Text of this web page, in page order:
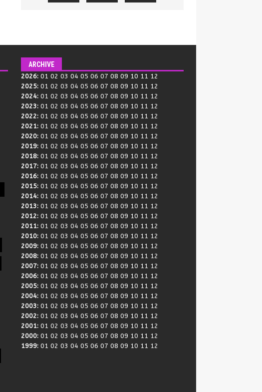
ARCHIVE
2026: 01 02 03 04 05 06 07 08 09 10 11 12
2025: 01 02 03 04 05 06 07 08 09 10 11 12
2024: 01 02 03 04 05 06 07 08 09 10 11 12
2023: 01 02 03 04 05 06 07 08 09 10 11 12
2022: 01 02 03 04 05 06 07 08 09 10 11 12
2021: 01 02 03 04 05 06 07 08 09 10 11 12
2020: 01 02 03 04 05 06 07 08 09 10 11 12
2019: 01 02 03 04 05 06 07 08 09 10 11 12
2018: 01 02 03 04 05 06 07 08 09 10 11 12
2017: 01 02 03 04 05 06 07 08 09 10 11 12
2016: 01 02 03 04 05 06 07 08 09 10 11 12
2015: 01 02 03 04 05 06 07 08 09 10 11 12
2014: 01 02 03 04 05 06 07 08 09 10 11 12
2013: 01 02 03 04 05 06 07 08 09 10 11 12
2012: 01 02 03 04 05 06 07 08 09 10 11 12
2011: 01 02 03 04 05 06 07 08 09 10 11 12
2010: 01 02 03 04 05 06 07 08 09 10 11 12
2009: 01 02 03 04 05 06 07 08 09 10 11 12
2008: 01 02 03 04 05 06 07 08 09 10 11 12
2007: 01 02 03 04 05 06 07 08 09 10 11 12
2006: 01 02 03 04 05 06 07 08 09 10 11 12
2005: 01 02 03 04 05 06 07 08 09 10 11 12
2004: 01 02 03 04 05 06 07 08 09 10 11 12
2003: 01 02 03 04 05 06 07 08 09 10 11 12
2002: 01 02 03 04 05 06 07 08 09 10 11 12
2001: 01 02 03 04 05 06 07 08 09 10 11 12
2000: 01 02 03 04 05 06 07 08 09 10 11 12
1999: 01 02 03 04 05 06 07 08 09 10 11 12